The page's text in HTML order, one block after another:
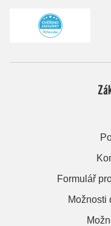
Formulář
Možnosti